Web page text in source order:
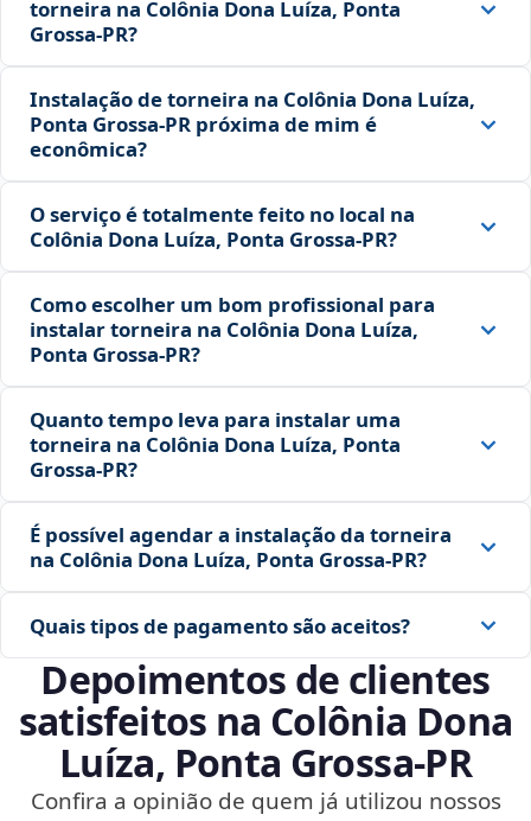
torneira na Colônia Dona Luíza, Ponta
Grossa‑PR?
Instalação de torneira na Colônia Dona Luíza,
Ponta Grossa‑PR próxima de mim é
econômica?
O serviço é totalmente feito no local na
Colônia Dona Luíza, Ponta Grossa‑PR?
Como escolher um bom profissional para
instalar torneira na Colônia Dona Luíza,
Ponta Grossa‑PR?
Quanto tempo leva para instalar uma
torneira na Colônia Dona Luíza, Ponta
Grossa‑PR?
É possível agendar a instalação da torneira
na Colônia Dona Luíza, Ponta Grossa‑PR?
Quais tipos de pagamento são aceitos?
Depoimentos de clientes
satisfeitos na Colônia Dona
Luíza, Ponta Grossa‑PR
Confira a opinião de quem já utilizou nossos